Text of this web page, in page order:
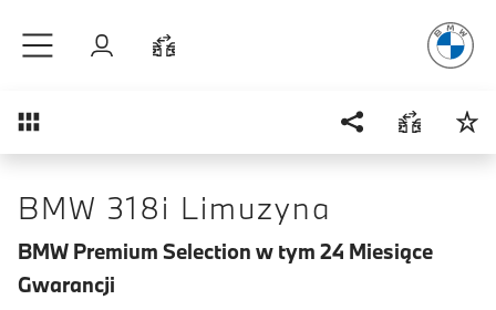
Zaloguj się
Przegląd
BMW 318i Limuzyna
BMW Premium Selection w tym 24 Miesiące
Gwarancji